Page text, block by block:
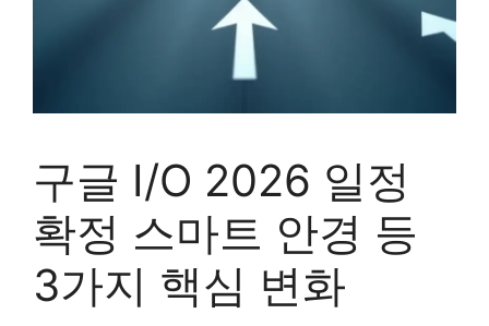
구글 I/O 2026 일정
확정 스마트 안경 등
3가지 핵심 변화